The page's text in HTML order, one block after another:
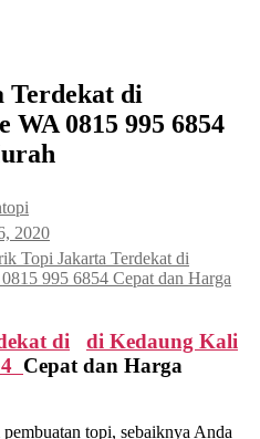
Terdekat di
0815 995 6854
2020
Topi Jakarta Terdekat di
995 6854 Cepat dan Harga
di di Kedaung Kali
Cepat dan Harga
topi, sebaiknya Anda